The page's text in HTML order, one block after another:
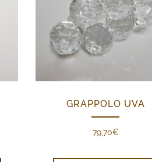
GRAPPOLO UVA
79,70€